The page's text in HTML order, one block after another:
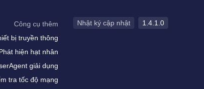
Công cụ thêm
bị truyền thông
hiện hạt nhân
giải dụng
tra tốc độ mạng
Nhật ký cập nhật 1.4.1.0